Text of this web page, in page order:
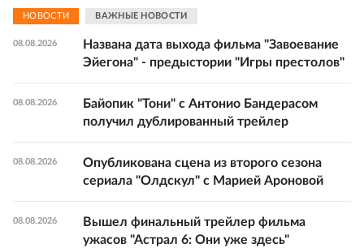
НОВОСТИ ВАЖНЫЕ НОВОСТИ
08.08.2026
Названа дата выхода фильма "Завоевание
Эйегона" - предыстории "Игры престолов"
08.08.2026
Байопик "Тони" с Антонио Бандерасом
получил дублированный трейлер
08.08.2026
Опубликована сцена из второго сезона
сериала "Олдскул" с Марией Ароновой
08.08.2026
Вышел финальный трейлер фильма
ужасов "Астрал 6: Они уже здесь"